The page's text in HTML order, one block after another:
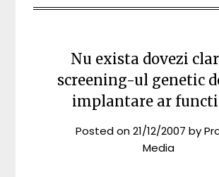
Nu exista dovezi
screening-ul genetic
implantare ar
Posted on21/12/2007 by
Media